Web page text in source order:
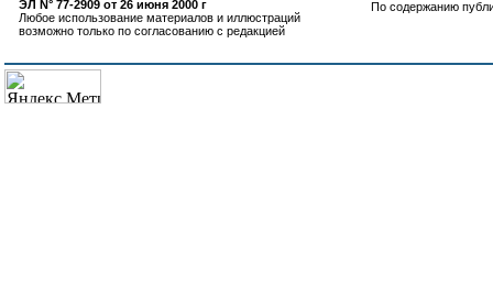
ЭЛ N° 77-2909 от 26 июня 2000 г
Любое использование материалов и иллюстраций
возможно только по согласованию с редакцией
По содержанию